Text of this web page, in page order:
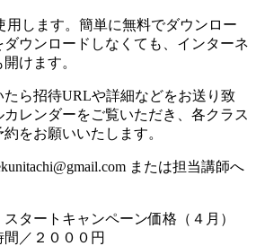
用します。簡単に無料でダウンロー
ダウンロードしなくても、インターネ
けます。
ら招待URLや詳細などをお送り致
レンダーをご覧いただき、各クラス
をお願いいたします。
または担当講師へ
タートキャンペーン価格（４月）
／２０００円